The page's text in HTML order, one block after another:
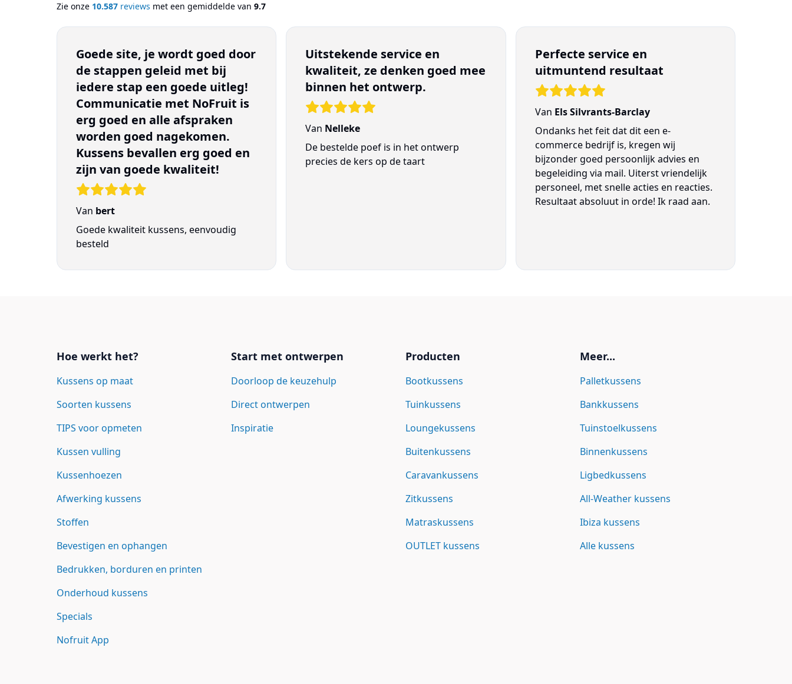
Zie onze 10.587 reviews met een gemiddelde van 9.7
Goede site, je wordt goed door
de stappen geleid met bij
iedere stap een goede uitleg!
Communicatie met NoFruit is
erg goed en alle afspraken
worden goed nagekomen.
Kussens bevallen erg goed en
zijn van goede kwaliteit!
Van bert
Goede kwaliteit kussens, eenvoudig
besteld
Uitstekende service en
kwaliteit, ze denken goed mee
binnen het ontwerp.
Van Nelleke
De bestelde poef is in het ontwerp
precies de kers op de taart
Perfecte service en
uitmuntend resultaat
Van Els Silvrants-Barclay
Ondanks het feit dat dit een e-
commerce bedrijf is, kregen wij
bijzonder goed persoonlijk advies en
begeleiding via mail. Uiterst vriendelijk
personeel, met snelle acties en reacties.
Resultaat absoluut in orde! Ik raad aan.
Hoe werkt het?
Kussens op maat
Soorten kussens
TIPS voor opmeten
Kussen vulling
Kussenhoezen
Afwerking kussens
Stoffen
Bevestigen en ophangen
Bedrukken, borduren en printen
Onderhoud kussens
Specials
Nofruit App
Start met ontwerpen
Doorloop de keuzehulp
Direct ontwerpen
Inspiratie
Producten
Bootkussens
Tuinkussens
Loungekussens
Buitenkussens
Caravankussens
Zitkussens
Matraskussens
OUTLET kussens
Meer...
Palletkussens
Bankkussens
Tuinstoelkussens
Binnenkussens
Ligbedkussens
All-Weather kussens
Ibiza kussens
Alle kussens